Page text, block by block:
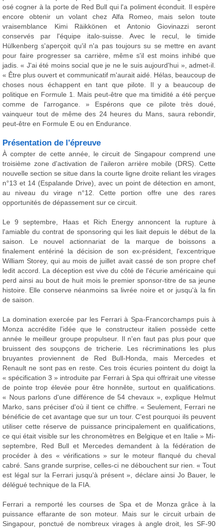
osé cogner à la porte de Red Bull qui l'a poliment éconduit. Il espère
encore obtenir un volant chez Alfa Romeo, mais selon toute
vraisemblance Kimi Räikkönen et Antonio Giovinazzi seront
conservés par l'équipe italo-suisse. Avec le recul, le timide
Hülkenberg s'aperçoit qu'il n'a pas toujours su se mettre en avant
pour faire progresser sa carrière, même s'il est moins inhibé que
jadis. « J'ai été moins social que je ne le suis aujourd'hui », admet-il.
« Être plus ouvert et communicatif m'aurait aidé. Hélas, beaucoup de
choses nous échappent en tant que pilote. Il y a beaucoup de
politique en Formule 1. Mais peut-être que ma timidité a été perçue
comme de l'arrogance. » Espérons que ce pilote très doué,
vainqueur tout de même des 24 heures du Mans, saura rebondir,
peut-être en Formule E ou en Endurance.
Présentation de l'épreuve
À compter de cette année, le circuit de Singapour comprend une
troisième zone d'activation de l'aileron arrière mobile (DRS). Cette
nouvelle section se situe dans la courte ligne droite reliant les virages
n°13 et 14 (Espalande Drive), avec un point de détection en amont,
au niveau du virage n°12. Cette portion offre une des rares
opportunités de dépassement sur ce circuit.
Le 9 septembre, Haas et Rich Energy annoncent la rupture à
l'amiable du contrat de sponsoring qui les liait depuis le début de la
saison. Le nouvel actionnariat de la marque de boissons a
finalement entériné la décision de son ex-président, l'excentrique
William Storey, qui au mois de juillet avait cassé de son propre chef
ledit accord. La déception est vive du côté de l'écurie américaine qui
perd ainsi au bout de huit mois le premier sponsor-titre de sa jeune
histoire. Elle conserve néanmoins sa livrée noire et or jusqu'à la fin
de saison.
La domination exercée par les Ferrari à Spa-Francorchamps puis à
Monza accrédite l'idée que le constructeur italien possède cette
année le meilleur groupe propulseur. Il n'en faut pas plus pour que
bruissent des soupçons de tricherie. Les récriminations les plus
bruyantes proviennent de Red Bull-Honda, mais Mercedes et
Renault ne sont pas en reste. Ces trois écuries pointent du doigt la
« spécification 3 » introduite par Ferrari à Spa qui offrirait une vitesse
de pointe trop élevée pour être honnête, surtout en qualifications.
« Nous parlons d'une différence de 54 chevaux », explique Helmut
Marko, sans préciser d'où il tient ce chiffre. « Seulement, Ferrari ne
bénéficie de cet avantage que sur un tour. C'est pourquoi ils peuvent
utiliser cette réserve de puissance principalement en qualifications,
ce qui était visible sur les chronomètres en Belgique et en Italie » Mi-
septembre, Red Bull et Mercedes demandent à la fédération de
procéder à des « vérifications » sur le moteur flanqué du cheval
cabré. Sans grande surprise, celles-ci ne débouchent sur rien. « Tout
est légal sur la Ferrari jusqu'à présent », déclare ainsi Jo Bauer, le
délégué technique de la FIA.
Ferrari a remporté les courses de Spa et de Monza grâce à la
puissance effarante de son moteur. Mais sur le circuit urbain de
Singapour, ponctué de nombreux virages à angle droit, les SF-90